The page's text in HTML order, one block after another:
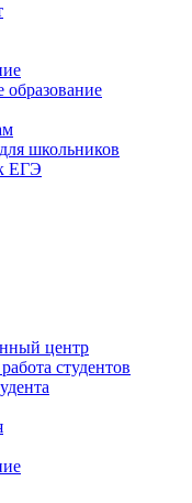
образование
школьников
ЕГЭ
центр
студентов